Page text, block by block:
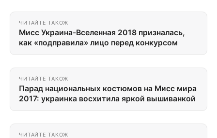
ЧИТАЙТЕ ТАКОЖ
Мисс Украина-Вселенная 2018 призналась,
как «подправила» лицо перед конкурсом
ЧИТАЙТЕ ТАКОЖ
Парад национальных костюмов на Мисс мира
2017: украинка восхитила яркой вышиванкой
ЧИТАЙТЕ ТАКОЖ